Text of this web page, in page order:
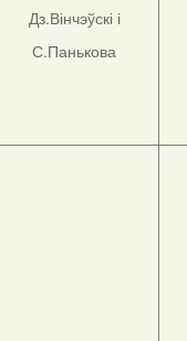
Дз.Вінчэўскі і
С.Панькова